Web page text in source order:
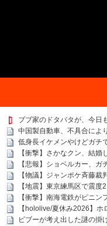
ブブ家のドタバタが、今日
中国製自動車、不具合によ
低身長イケメンやけどガチ
【衝撃】さかなクン、結
【悲報】ショベルカー、ガ
【物議】ジャンポケ斉藤
【地震】東京練馬区で震
【衝撃】南海電鉄がピニ
【hololive/夏休み2026】
ビブーが考え出した謎の掛